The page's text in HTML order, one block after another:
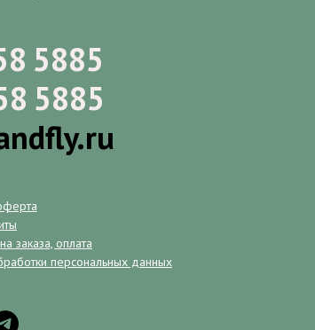
5885
5885
заказа, оплата
персональных данных